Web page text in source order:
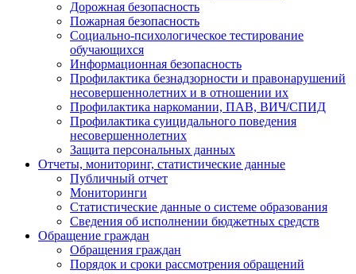
Дорожная безопасность
Пожарная безопасность
Социально-психологическое тестирование
обучающихся
Информационная безопасность
Профилактика безнадзорности и правонарушений
несовершеннолетних и в отношении их
Профилактика наркомании, ПАВ, ВИЧ/СПИД
Профилактика суицидального поведения
несовершеннолетних
Защита персональных данных
Отчеты, мониторинг, статистические данные
Публичный отчет
Мониторинги
Статистические данные о системе образования
Сведения об исполнении бюджетных средств
Обращение граждан
Обращения граждан
Порядок и сроки рассмотрения обращений